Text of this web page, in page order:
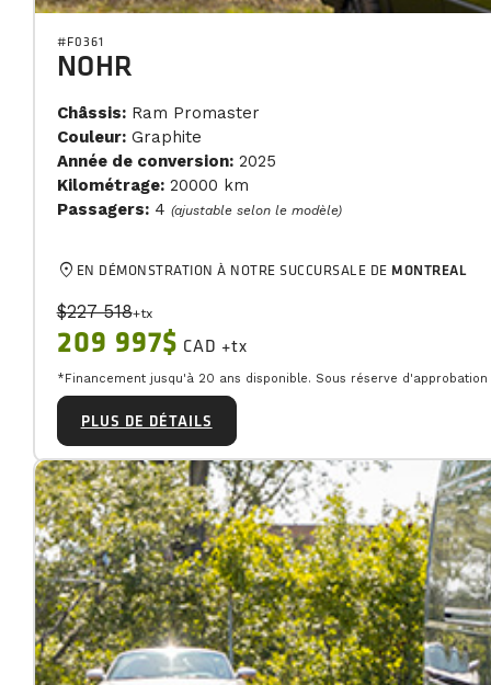
#F0361
NOHR
Châssis:Ram Promaster
Couleur:Graphite
Année de conversion:2025
Kilométrage:20000 km
Passagers:4 (ajustable selon le modèle)
location_on EN DÉMONSTRATION À NOTRE SUCCURSALE DE MONTREAL
$227 518+tx
209 997$ CAD +tx
*Financement jusqu'à 20 ans disponible. Sous réserve
PLUS DE DÉTAILS